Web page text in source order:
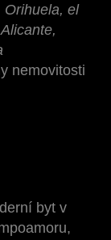
Orihuela, el
nemovitosti
byt v